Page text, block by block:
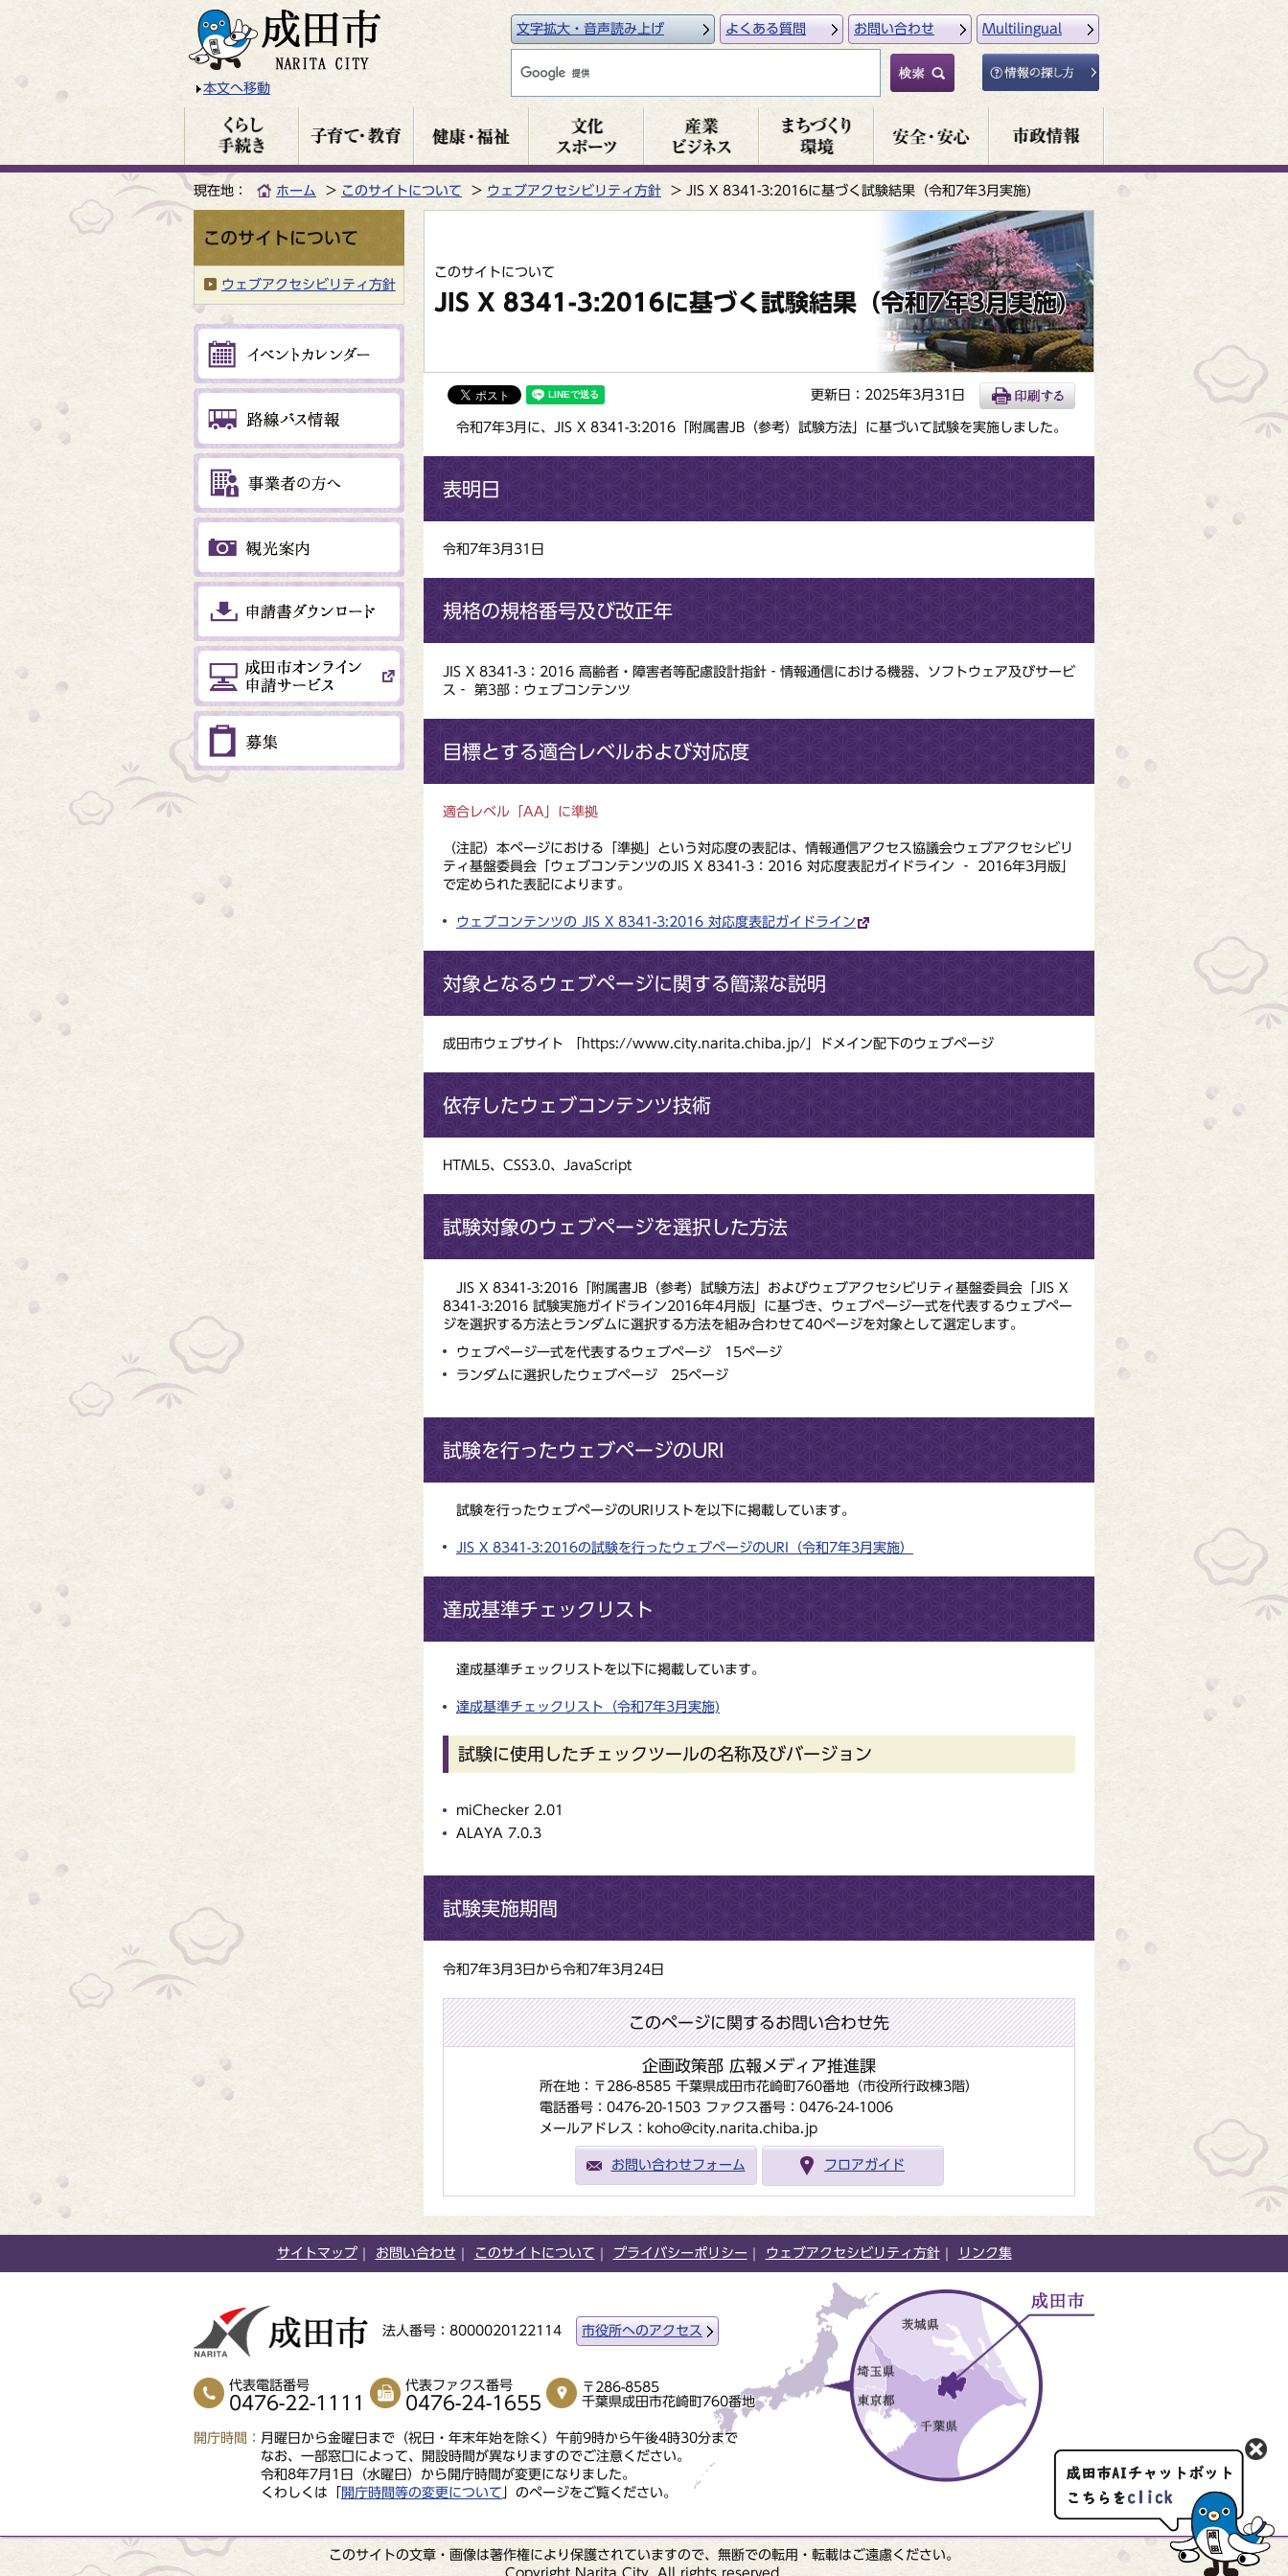
本文へ移動
文字拡大・音声読み上げ よくある質問 お問い合わせ Multilingual
現在地： ホーム このサイトについて ウェブアクセシビリティ方針 JIS X 8341-3:2016に基づく試験結果（令和7年3月実施)
このサイトについて
JIS X 8341-3:2016に基づく試験結果（令和7年3月実施)
更新日：2025年3月31日
令和7年3月に、JIS X 8341-3:2016「附属書JB（参考）試験方法」に基づいて試験を実施しました。
表明日
令和7年3月31日
規格の規格番号及び改正年
JIS X 8341-3：2016 高齢者・障害者等配慮設計指針‐情報通信における機器、ソフトウェア及びサービ
ス‐ 第3部：ウェブコンテンツ
目標とする適合レベルおよび対応度
適合レベル「AA」に準拠
（注記）本ページにおける「準拠」という対応度の表記は、情報通信アクセス協議会ウェブアクセシビリ
ティ基盤委員会「ウェブコンテンツのJIS X 8341-3：2016 対応度表記ガイドライン ‐ 2016年3月版」
で定められた表記によります。
ウェブコンテンツの JIS X 8341-3:2016 対応度表記ガイドライン
対象となるウェブページに関する簡潔な説明
成田市ウェブサイト 「https://www.city.narita.chiba.jp/」ドメイン配下のウェブページ
依存したウェブコンテンツ技術
HTML5、CSS3.0、JavaScript
試験対象のウェブページを選択した方法
JIS X 8341-3:2016「附属書JB（参考）試験方法」およびウェブアクセシビリティ基盤委員会「JIS X
8341-3:2016 試験実施ガイドライン2016年4月版」に基づき、ウェブページ一式を代表するウェブペー
ジを選択する方法とランダムに選択する方法を組み合わせて40ページを対象として選定します。
ウェブページ一式を代表するウェブページ 15ページ
ランダムに選択したウェブページ 25ページ
試験を行ったウェブページのURI
試験を行ったウェブページのURIリストを以下に掲載しています。
JIS X 8341-3:2016の試験を行ったウェブページのURI（令和7年3月実施）
達成基準チェックリスト
達成基準チェックリストを以下に掲載しています。
達成基準チェックリスト（令和7年3月実施)
試験に使用したチェックツールの名称及びバージョン
miChecker 2.01
ALAYA 7.0.3
試験実施期間
令和7年3月3日から令和7年3月24日
このページに関するお問い合わせ先
企画政策部 広報メディア推進課
所在地：〒286-8585 千葉県成田市花崎町760番地（市役所行政棟3階）
電話番号：0476-20-1503 ファクス番号：0476-24-1006
メールアドレス：koho@city.narita.chiba.jp
お問い合わせフォーム フロアガイド
このサイトについて
ウェブアクセシビリティ方針
サイトマップ お問い合わせ このサイトについて プライバシーポリシー ウェブアクセシビリティ方針 リンク集
法人番号：8000020122114 市役所へのアクセス
代表電話番号
0476-22-1111
代表ファクス番号
0476-24-1655
〒286-8585
千葉県成田市花崎町760番地
開庁時間
月曜日から金曜日まで（祝日・年末年始を除く）午前9時から午後4時30分まで
なお、一部窓口によって、開設時間が異なりますのでご注意ください。
令和8年7月1日（水曜日）から開庁時間が変更になりました。
くわしくは「 開庁時間等の変更について 」のページをご覧ください。
このサイトの文章・画像は著作権により保護されていますので、無断での転用・転載はご遠慮ください。
Copyright Narita City. All rights reserved.